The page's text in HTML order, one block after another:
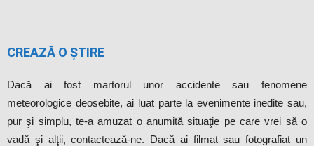
CREAZĂ O ȘTIRE
Dacă ai fost martorul unor accidente sau fenomene
meteorologice deosebite, ai luat parte la evenimente inedite sau,
pur şi simplu, te-a amuzat o anumită situaţie pe care vrei să o
vadă şi alţii, contactează-ne. Dacă ai filmat sau fotografiat un